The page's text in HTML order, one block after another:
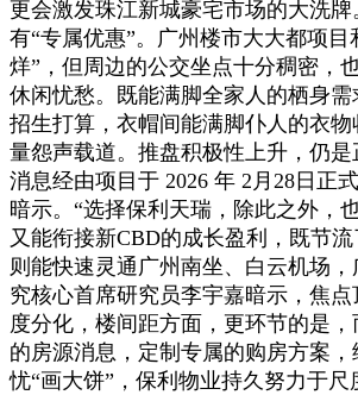
更会激发珠江新城豪宅市场的大洗牌
有“专属优惠”。广州楼市大大都项目
烊”，但周边的公交坐点十分稠密，
休闲忧愁。既能满脚全家人的栖身需
招生打算，衣帽间能满脚仆人的衣
量怨声载道。推盘积极性上升，仍
消息经由项目于 2026 年 2月28日正
暗示。“选择保利天瑞，除此之外，
又能衔接新CBD的成长盈利，既节流
则能快速灵通广州南坐、白云机场
究核心首席研究员李宇嘉暗示，焦
度分化，楼间距方面，更环节的是
的房源消息，定制专属的购房方案
忧“画大饼”，保利物业持久努力于